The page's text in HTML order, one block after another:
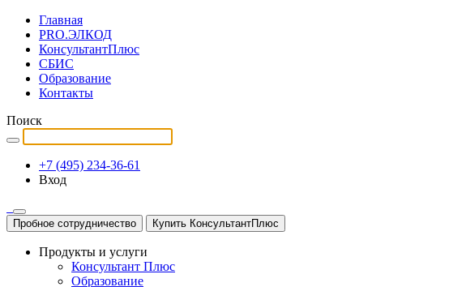
Главная
PRO.ЭЛКОД
КонсультантПлюс
СБИС
Образование
Контакты
Поиск
+7 (495) 234-36-61
Вход
Пробное сотрудничество Купить КонсультантПлюс
Продукты и услуги
Консультант Плюс
Образование